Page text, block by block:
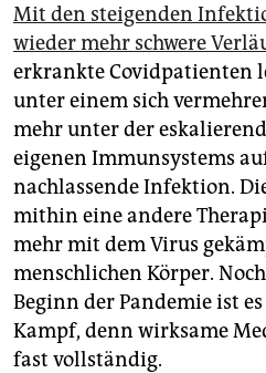
Mit den steigenden
wieder mehr schwere
erkrankte Covidpatienten
unter einem sich
mehr unter der
eigenen Immunsystems
nachlassende Infektion.
mithin eine andere
mehr mit dem Virus
menschlichen Körper.
Beginn der Pandemie ist
Kampf, denn wirksame
fast vollständig.